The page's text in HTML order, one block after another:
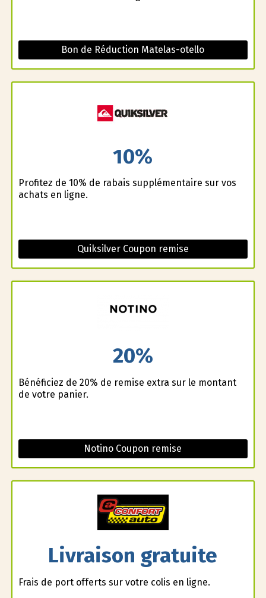
Bon de Réduction Matelas-otello
10%
Profitez de 10% de rabais supplémentaire sur vos
achats en ligne.
Quiksilver Coupon remise
20%
Bénéficiez de 20% de remise extra sur le montant
de votre panier.
Notino Coupon remise
Livraison gratuite
Frais de port offerts sur votre colis en ligne.